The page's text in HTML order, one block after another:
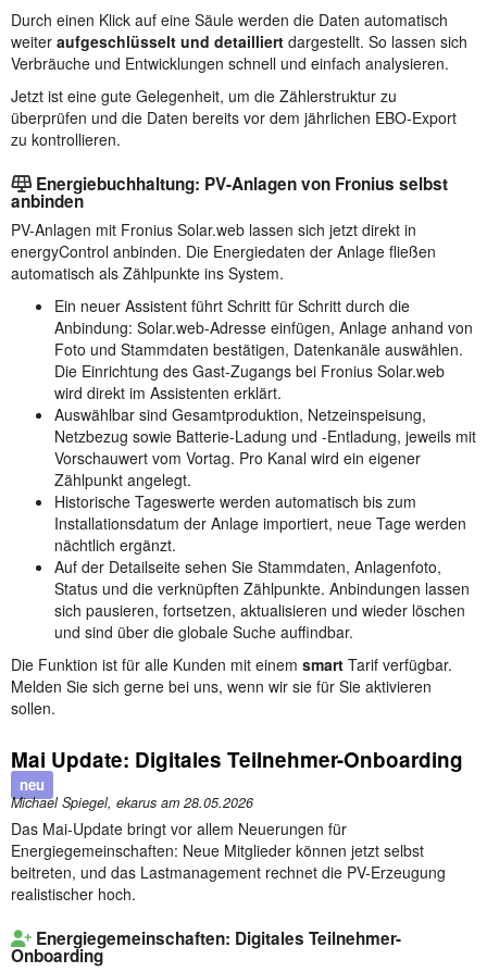
Durch einen Klick auf eine Säule werden die Daten automatisch
weiter aufgeschlüsselt und detailliert dargestellt. So lassen sich
Verbräuche und Entwicklungen schnell und einfach analysieren.
Jetzt ist eine gute Gelegenheit, um die Zählerstruktur zu
überprüfen und die Daten bereits vor dem jährlichen EBO-Export
zu kontrollieren.
Energiebuchhaltung: PV-Anlagen von Fronius selbst
anbinden
PV-Anlagen mit Fronius Solar.web lassen sich jetzt direkt in
energyControl anbinden. Die Energiedaten der Anlage fließen
automatisch als Zählpunkte ins System.
Ein neuer Assistent führt Schritt für Schritt durch die
Anbindung: Solar.web-Adresse einfügen, Anlage anhand von
Foto und Stammdaten bestätigen, Datenkanäle auswählen.
Die Einrichtung des Gast-Zugangs bei Fronius Solar.web
wird direkt im Assistenten erklärt.
Auswählbar sind Gesamtproduktion, Netzeinspeisung,
Netzbezug sowie Batterie-Ladung und -Entladung, jeweils mit
Vorschauwert vom Vortag. Pro Kanal wird ein eigener
Zählpunkt angelegt.
Historische Tageswerte werden automatisch bis zum
Installationsdatum der Anlage importiert, neue Tage werden
nächtlich ergänzt.
Auf der Detailseite sehen Sie Stammdaten, Anlagenfoto,
Status und die verknüpften Zählpunkte. Anbindungen lassen
sich pausieren, fortsetzen, aktualisieren und wieder löschen
und sind über die globale Suche auffindbar.
Die Funktion ist für alle Kunden mit einem smart Tarif verfügbar.
Melden Sie sich gerne bei uns, wenn wir sie für Sie aktivieren
sollen.
Mai Update: Digitales Teilnehmer-Onboarding
neu
Michael Spiegel, ekarus am 28.05.2026
Das Mai-Update bringt vor allem Neuerungen für
Energiegemeinschaften: Neue Mitglieder können jetzt selbst
beitreten, und das Lastmanagement rechnet die PV-Erzeugung
realistischer hoch.
Energiegemeinschaften: Digitales Teilnehmer-
Onboarding